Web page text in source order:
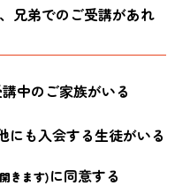
兄弟でのご受講があれ
中のご家族がいる
にも入会する生徒がいる
きます)に同意する